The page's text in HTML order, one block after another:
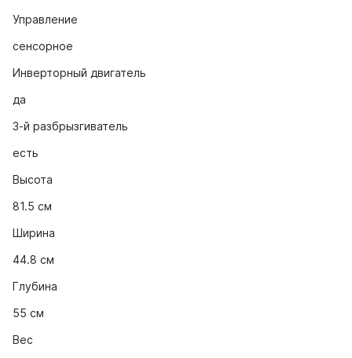
Управление
сенсорное
Инверторный двигатель
да
3-й разбрызгиватель
есть
Высота
81.5 см
Ширина
44.8 см
Глубина
55 см
Вес